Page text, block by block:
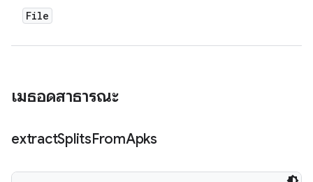
File
เมธอดสาธารณะ
extractSplitsFromApks